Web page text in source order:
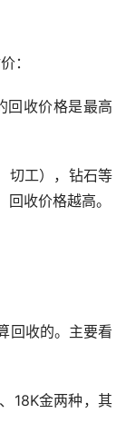
：
收价格是最高
工），钻石等
收价格越高。
收的。主要看
18K金两种，其